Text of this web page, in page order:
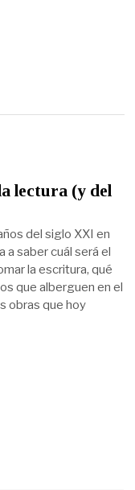
lectura (y del
del siglo XXI en
a saber cuál será el
la escritura, qué
que alberguen en el
obras que hoy